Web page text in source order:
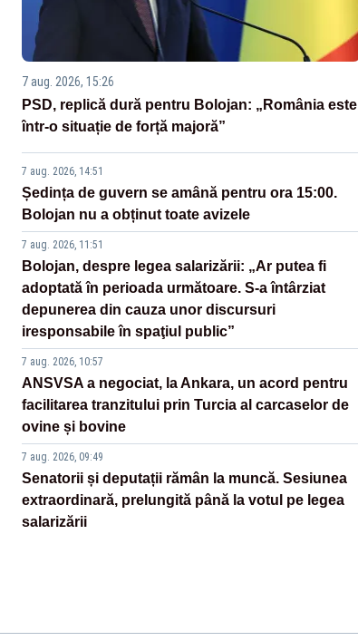
7 aug. 2026, 15:26
PSD, replică dură pentru Bolojan: „România este
într-o situație de forță majoră”
7 aug. 2026, 14:51
Ședința de guvern se amână pentru ora 15:00.
Bolojan nu a obținut toate avizele
7 aug. 2026, 11:51
Bolojan, despre legea salarizării: „Ar putea fi
adoptată în perioada următoare. S-a întârziat
depunerea din cauza unor discursuri
iresponsabile în spaţiul public”
7 aug. 2026, 10:57
ANSVSA a negociat, la Ankara, un acord pentru
facilitarea tranzitului prin Turcia al carcaselor de
ovine și bovine
7 aug. 2026, 09:49
Senatorii și deputații rămân la muncă. Sesiunea
extraordinară, prelungită până la votul pe legea
salarizării